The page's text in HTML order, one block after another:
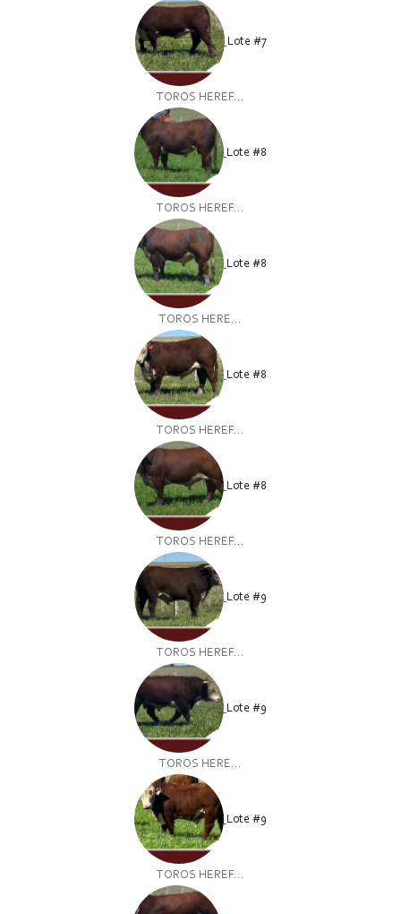
Lote #7
TOROS HEREF...
Lote #8
TOROS HEREF...
Lote #8
TOROS HERE...
Lote #8
TOROS HEREF...
Lote #8
TOROS HEREF...
Lote #9
TOROS HEREF...
Lote #9
TOROS HERE...
Lote #9
TOROS HEREF...